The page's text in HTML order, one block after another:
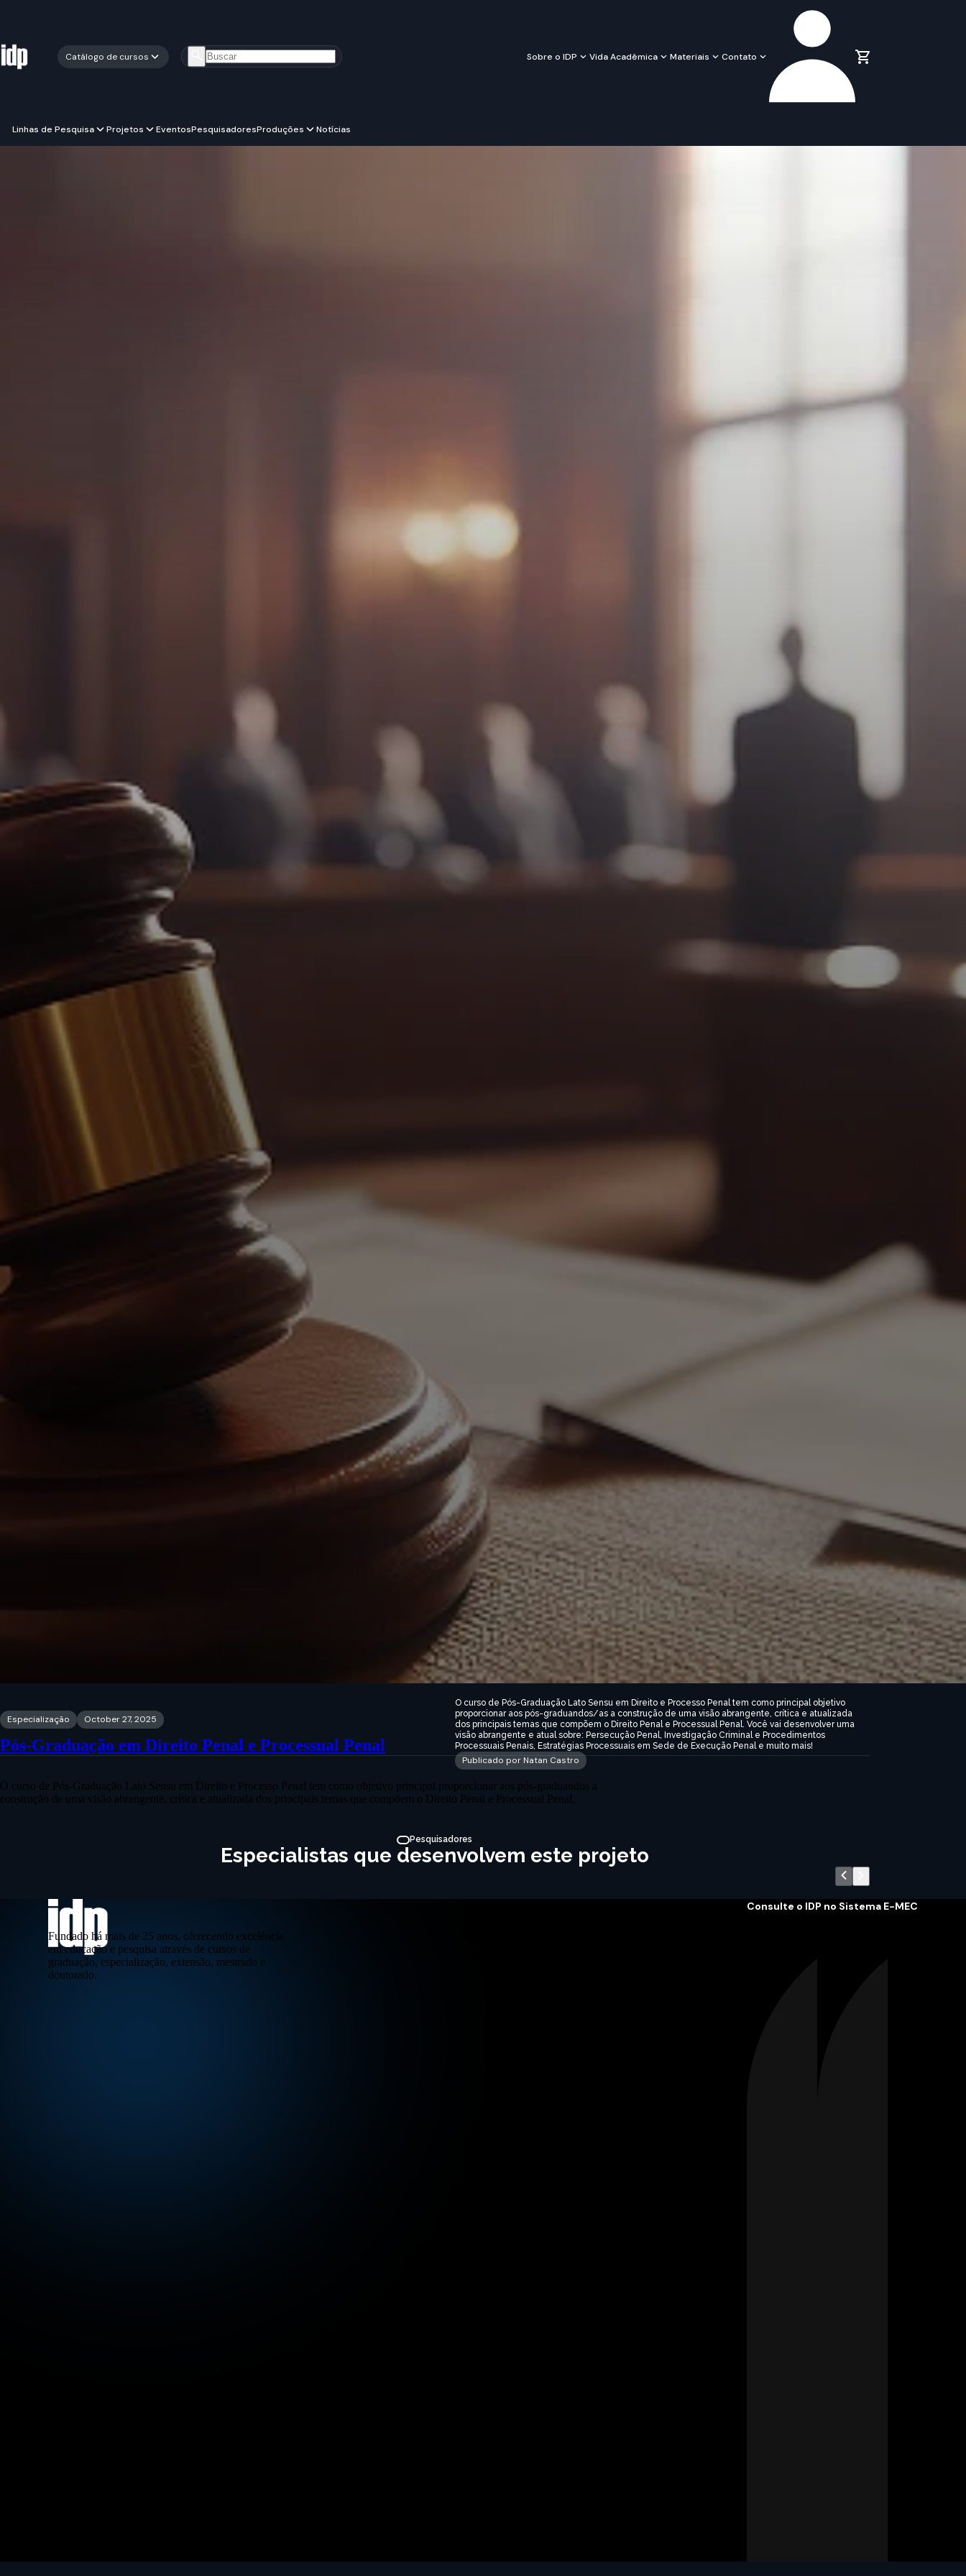
Catálogo de cursos Sobre o IDP Vida Acadêmica Materiais Contato
Linhas de Pesquisa Projetos EventosPesquisadoresProduções Notícias
Especialização October 27, 2025
Pós-Graduação em Direito Penal e Processual Penal
O curso de Pós-Graduação Lato Sensu em Direito e Processo Penal tem como principal objetivo
proporcionar aos pós-graduandos/as a construção de uma visão abrangente, crítica e atualizada
dos principais temas que compõem o Direito Penal e Processual Penal. Você vai desenvolver uma
visão abrangente e atual sobre: Persecução Penal, Investigação Criminal e Procedimentos
Processuais Penais, Estratégias Processuais em Sede de Execução Penal e muito mais!
Publicado por Natan Castro
O curso de Pós-Graduação Lato Sensu em Direito e Processo Penal tem como objetivo principal proporcionar aos pós-graduandos a
construção de uma visão abrangente, crítica e atualizada dos principais temas que compõem o Direito Penal e Processual Penal.
Pesquisadores
Especialistas que desenvolvem este projeto
Fundado há mais de 25 anos, oferecendo excelência
em educação e pesquisa através de cursos de
graduação, especialização, extensão, mestrado e
doutorado.
Consulte o IDP no Sistema E-MEC